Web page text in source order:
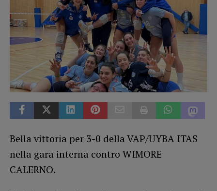
Bella vittoria per 3-0 della VAP/UYBA ITAS
nella gara interna contro WIMORE
CALERNO.